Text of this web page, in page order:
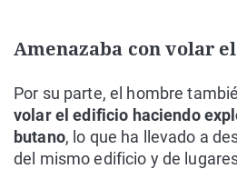
Amenazaba con volar
Por su parte, el hombre
volar el edificio haciendo
butano, lo que ha llevado a
del mismo edificio y de